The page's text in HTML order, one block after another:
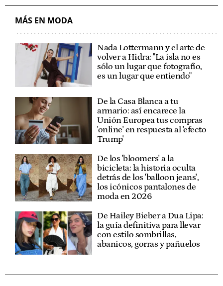
MÁS EN MODA
Nada Lottermann y el arte de
volver a Hidra: "La isla no es
sólo un lugar que fotografío,
es un lugar que entiendo"
De la Casa Blanca a tu
armario: así encarece la
Unión Europea tus compras
'online' en respuesta al 'efecto
Trump'
De los 'bloomers' a la
bicicleta: la historia oculta
detrás de los 'balloon jeans',
los icónicos pantalones de
moda en 2026
De Hailey Bieber a Dua Lipa:
la guía definitiva para llevar
con estilo sombrillas,
abanicos, gorras y pañuelos